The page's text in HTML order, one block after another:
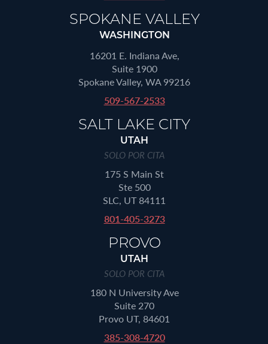
SPOKANE VALLEY
WASHINGTON
16201 E. Indiana Ave,
Suite 1900
Spokane Valley, WA 99216
509-567-2533
SALT LAKE CITY
UTAH
SOLO POR CITA
175 S Main St
Ste 500
SLC, UT 84111
801-405-3273
PROVO
UTAH
SOLO POR CITA
180 N University Ave
Suite 270
Provo UT, 84601
385-308-4720